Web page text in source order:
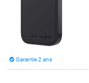
Garantie 2 ans